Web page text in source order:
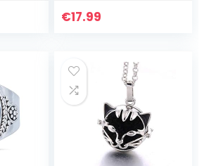
maansteen
€17.99